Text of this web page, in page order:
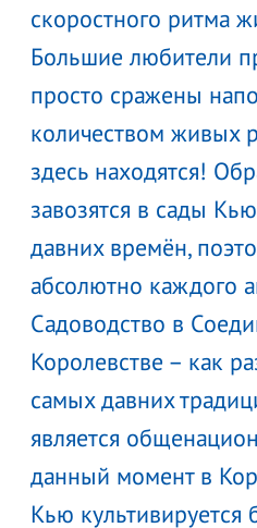
скоростного ритма
Большие любители
просто сражены
количеством живых
здесь находятся!
завозятся в сады
давних времён,
абсолютно каждого
Садоводство в
Королевстве – как
самых давних
является
данный момент в
Кью культивируется